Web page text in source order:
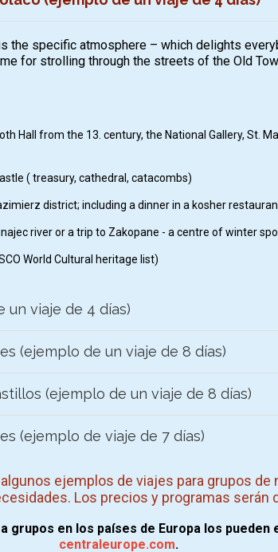
the specific atmosphere – which delights
for strolling through the streets of the Old
Hall from the 13. century, the National Gallery, St.
( treasury, cathedral, catacombs)
district; including a dinner in a kosher
river or a trip to Zakopane - a centre of winter
World Cultural heritage list)
un viaje de 4 días)
(ejemplo de un viaje de 8 días)
(ejemplo de un viaje de 8 días)
(ejemplo de viaje de 7 días)
ejemplos de viajes para grupos de
Los precios y programas serán
en los países de Europa los pueden
centraleurope.com.